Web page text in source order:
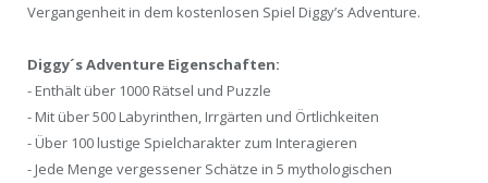
Vergangenheit in dem kostenlosen Spiel Diggy’s Adventure.
Diggy´s Adventure Eigenschaften:
- Enthält über 1000 Rätsel und Puzzle
- Mit über 500 Labyrinthen, Irrgärten und Örtlichkeiten
- Über 100 lustige Spielcharakter zum Interagieren
- Jede Menge vergessener Schätze in 5 mythologischen